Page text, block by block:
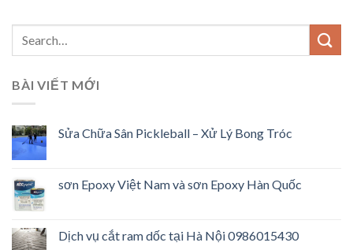
BÀI VIẾT MỚI
Sửa Chữa Sân Pickleball – Xử Lý Bong Tróc
sơn Epoxy Việt Nam và sơn Epoxy Hàn Quốc
Dịch vụ cắt ram dốc tại Hà Nội 0986015430